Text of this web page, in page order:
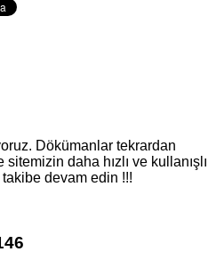
Dökümanlar tekrardan
daha hızlı ve kullanışlı
devam edin !!!